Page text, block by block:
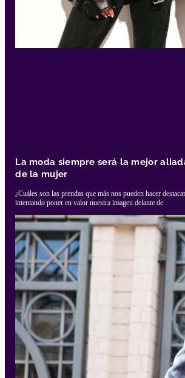
La moda siempre será la mejor
de la mujer
¿Cuáles son las prendas que más nos pueden hacer
intentando poner en valor nuestra imagen delante de